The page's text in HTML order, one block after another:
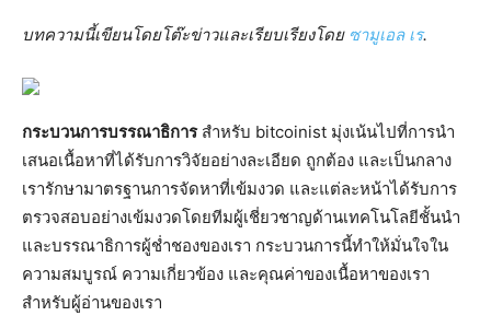
บทความนี้เขียนโดยโต๊ะข่าวและเรียบเรียงโดย ซามูเอล เร.
กระบวนการบรรณาธิการสำหรับ bitcoinist มุ่งเน้นไปที่การนำ
เสนอเนื้อหาที่ได้รับการวิจัยอย่างละเอียด ถูกต้อง และเป็นกลาง
เรารักษามาตรฐานการจัดหาที่เข้มงวด และแต่ละหน้าได้รับการ
ตรวจสอบอย่างเข้มงวดโดยทีมผู้เชี่ยวชาญด้านเทคโนโลยีชั้นนำ
และบรรณาธิการผู้ช่ำชองของเรา กระบวนการนี้ทำให้มั่นใจใน
ความสมบูรณ์ ความเกี่ยวข้อง และคุณค่าของเนื้อหาของเรา
สำหรับผู้อ่านของเรา